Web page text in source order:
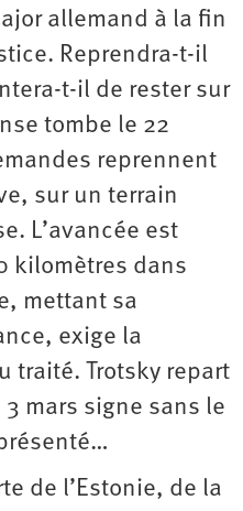
allemand à la fin
Reprendra-t-il
t-il de rester sur
tombe le 22
reprennent
sur un terrain
L’avancée est
kilomètres dans
mettant sa
exige la
traité. Trotsky repart
mars signe sans le
de l’Estonie, de la